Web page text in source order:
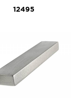
12495